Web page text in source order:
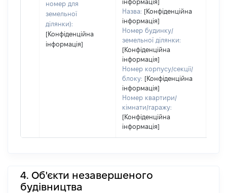
номер для
земельної
ділянки):
[Конфіденційна
інформація]
інформація]
Назва: [Конфіденційна
інформація]
Номер будинку/
земельної ділянки:
[Конфіденційна
інформація]
Номер корпусу/секції/
блоку: [Конфіденційна
інформація]
Номер квартири/
кімнати/гаражу:
[Конфіденційна
інформація]
4. Об'єкти незавершеного
будівництва